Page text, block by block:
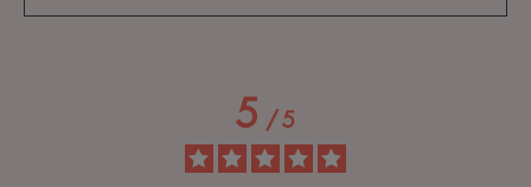
RACCOLTA DIFFERENZIATA5/5